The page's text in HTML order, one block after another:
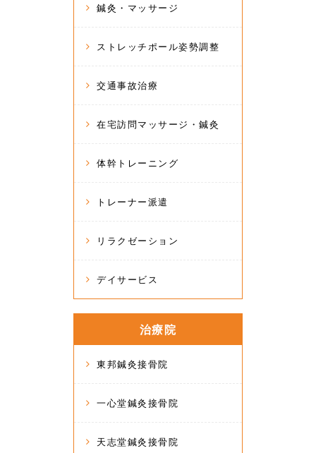
鍼灸・マッサージ
ストレッチポール姿勢調整
交通事故治療
在宅訪問マッサージ・鍼灸
体幹トレーニング
トレーナー派遣
リラクゼーション
デイサービス
治療院
東邦鍼灸接骨院
一心堂鍼灸接骨院
天志堂鍼灸接骨院